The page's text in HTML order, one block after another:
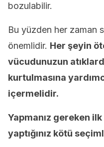
bozulabilir.
Bu yüzden her zaman
önemlidir. Her şeyin
vücudunuzun
kurtulmasına
içermelidir.
Yapmanız gereken
yaptığınız kötü